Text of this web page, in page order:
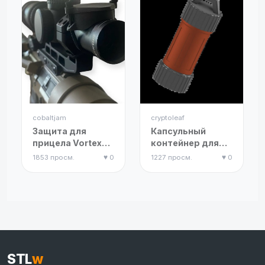
cobaltjam
Защита для
прицела Vortex
Killflash и крышка
1853 просм. ♥ 0
cryptoleaf
Капсульный
контейнер для
повседневных
1227 просм. ♥ 0
STLw